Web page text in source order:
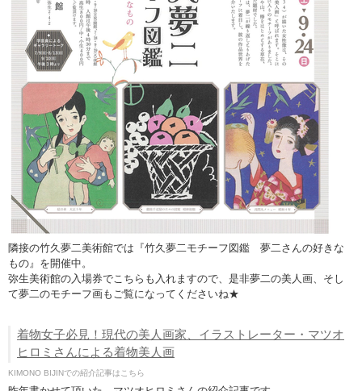
隣接の竹久夢二美術館では『竹久夢二モチーフ図鑑 夢二さんの好きな
もの』を開催中。
弥生美術館の入場券でこちらも入れますので、是非夢二の美人画、そし
て夢二のモチーフ画もご覧になってくださいね★
着物女子必見！現代の美人画家、イラストレーター・マツオ
ヒロミさんによる着物美人画
KIMONO BIJINでの紹介記事はこちら